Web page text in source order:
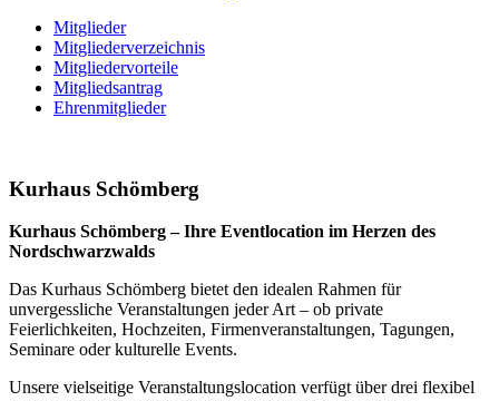
Mitglieder
Mitgliederverzeichnis
Mitgliedervorteile
Mitgliedsantrag
Ehrenmitglieder
Kurhaus Schömberg
Kurhaus Schömberg – Ihre Eventlocation im Herzen des
Nordschwarzwalds
Das Kurhaus Schömberg bietet den idealen Rahmen für
unvergessliche Veranstaltungen jeder Art – ob private
Feierlichkeiten, Hochzeiten, Firmenveranstaltungen, Tagungen,
Seminare oder kulturelle Events.
Unsere vielseitige Veranstaltungslocation verfügt über drei flexibel